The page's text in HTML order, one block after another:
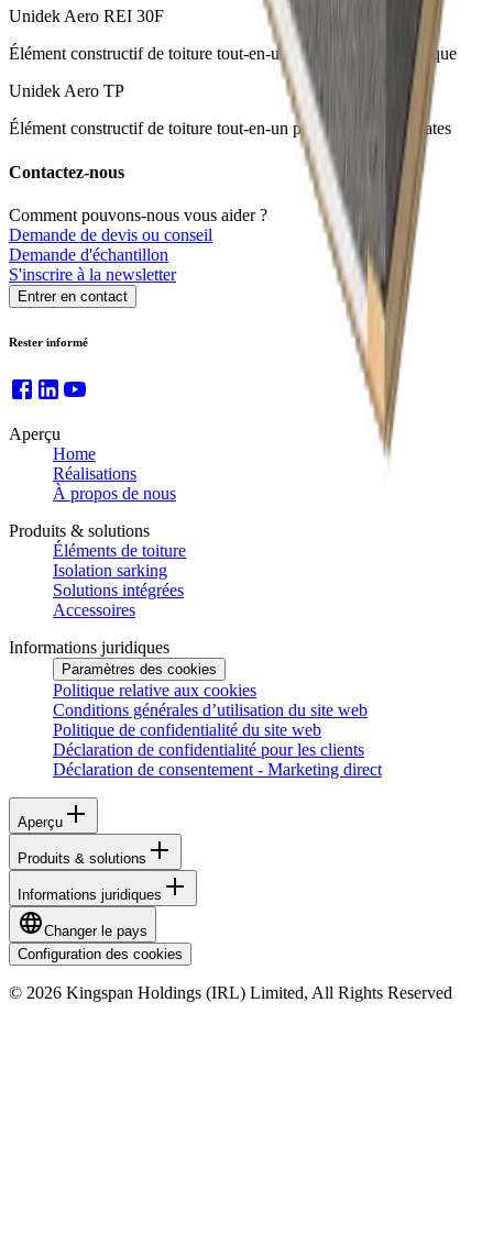
Unidek Aero REI 30F
Élément constructif de toiture tout-en-un thermique et acoustique
Unidek Aero TP
Élément constructif de toiture tout-en-un pour des toitures plates
Contactez-nous
Comment pouvons-nous vous aider ?
Demande de devis ou conseil
Demande d'échantillon
S'inscrire à la newsletter
Entrer en contact
Rester informé
Aperçu
Home
Réalisations
À propos de nous
Produits & solutions
Éléments de toiture
Isolation sarking
Solutions intégrées
Accessoires
Informations juridiques
Paramètres des cookies
Politique relative aux cookies
Conditions générales d’utilisation du site web
Politique de confidentialité du site web
Déclaration de confidentialité pour les clients
Déclaration de consentement - Marketing direct
Aperçu
Produits & solutions
Informations juridiques
Changer le pays
Configuration des cookies
© 2026 Kingspan Holdings (IRL) Limited, All Rights Reserved